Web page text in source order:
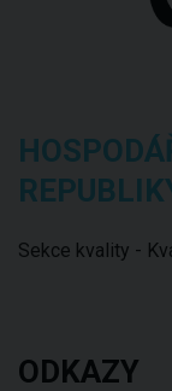
Sekce kvality -
ODKAZY